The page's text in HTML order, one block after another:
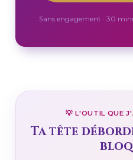
Sans engagement · 30
💡 L'OUTIL QUE
Ta tête